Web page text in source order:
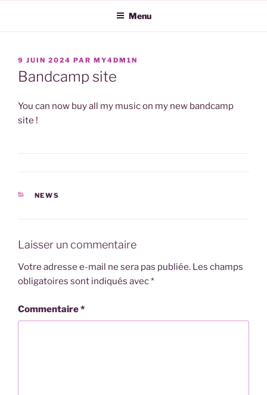
contenu
Menu
PUBLIÉ
LE
9 JUIN 2024 PAR MY4DM1N
Bandcamp site
You can now buy all my music on my new bandcamp
site !
CATÉGORIES
NEWS
Laisser un commentaire
Votre adresse e-mail ne sera pas publiée. Les champs
obligatoires sont indiqués avec*
Commentaire*